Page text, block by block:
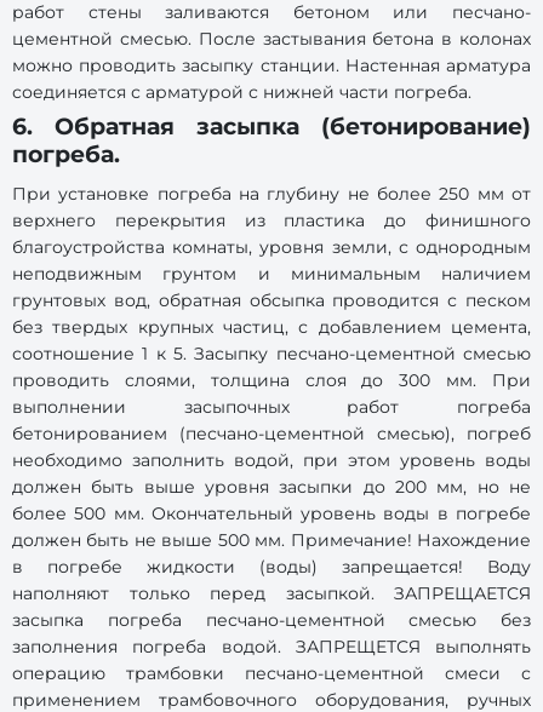
работ стены заливаются бетоном или песчано-
цементной смесью. После застывания бетона в колонах
можно проводить засыпку станции. Настенная арматура
соединяется с арматурой с нижней части погреба.
6. Обратная засыпка (бетонирование)
погреба.
При установке погреба на глубину не более 250 мм от
верхнего перекрытия из пластика до финишного
благоустройства комнаты, уровня земли, с однородным
неподвижным грунтом и минимальным наличием
грунтовых вод, обратная обсыпка проводится с песком
без твердых крупных частиц, с добавлением цемента,
соотношение 1 к 5. Засыпку песчано-цементной смесью
проводить слоями, толщина слоя до 300 мм. При
выполнении засыпочных работ погреба
бетонированием (песчано-цементной смесью), погреб
необходимо заполнить водой, при этом уровень воды
должен быть выше уровня засыпки до 200 мм, но не
более 500 мм. Окончательный уровень воды в погребе
должен быть не выше 500 мм. Примечание! Нахождение
в погребе жидкости (воды) запрещается! Воду
наполняют только перед засыпкой. ЗАПРЕЩАЕТСЯ
засыпка погреба песчано-цементной смесью без
заполнения погреба водой. ЗАПРЕЩЕТСЯ выполнять
операцию трамбовки песчано-цементной смеси с
применением трамбовочного оборудования, ручных